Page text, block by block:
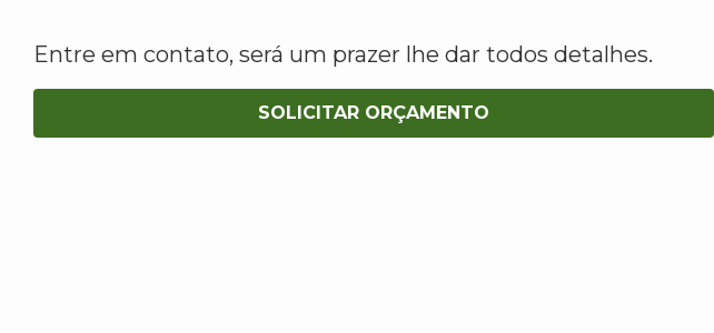
Entre em contato, será um prazer lhe dar todos detalhes.
SOLICITAR ORÇAMENTO